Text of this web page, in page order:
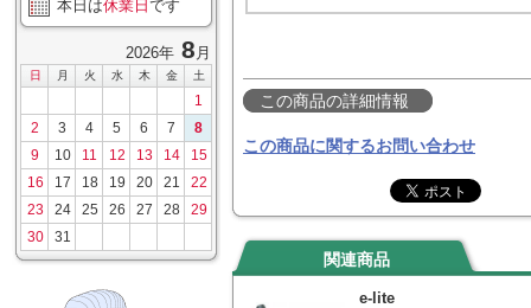
本日は休業日 です
2026年 8 月
日 月 火 水 木 金 土
1
2
3 4 5 6 7
8
9
10 11 12 13 14
15
16
17 18 19 20 21
22
23
24 25 26 27 28
29
30
31
この商品の詳細情報
この商品に関するお問い合わせ
関連商品
e-lite